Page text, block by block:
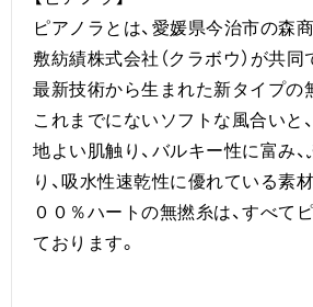
ピアノラとは、愛媛県今治市の森
敷紡績株式会社（クラボウ）が共同
最新技術から生まれた新タイプの
これまでにないソフトな風合いと
地よい肌触り、バルキー性に富み
り、吸水性速乾性に優れている素
００％ハートの無撚糸は、すべて
ております。